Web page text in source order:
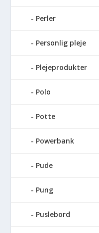
Perler
Personlig pleje
Plejeprodukter
Polo
Potte
Powerbank
Pude
Pung
Puslebord